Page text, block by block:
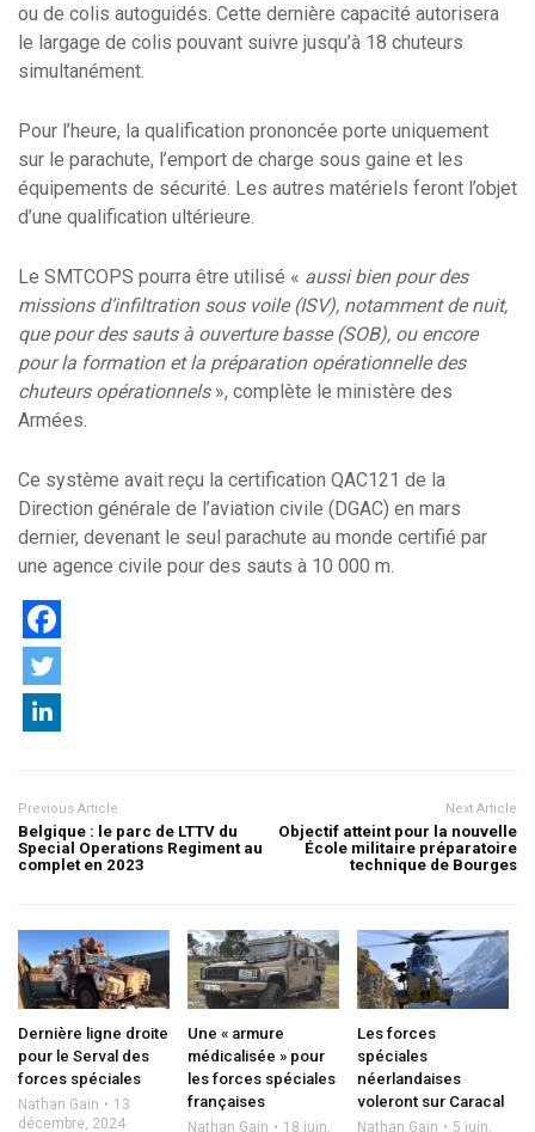
ou de colis autoguidés. Cette dernière capacité autorisera
le largage de colis pouvant suivre jusqu’à 18 chuteurs
simultanément.
Pour l’heure, la qualification prononcée porte uniquement
sur le parachute, l’emport de charge sous gaine et les
équipements de sécurité. Les autres matériels feront l’objet
d’une qualification ultérieure.
Le SMTCOPS pourra être utilisé « aussi bien pour des
missions d’infiltration sous voile (ISV), notamment de nuit,
que pour des sauts à ouverture basse (SOB), ou encore
pour la formation et la préparation opérationnelle des
chuteurs opérationnels », complète le ministère des
Armées.
Ce système avait reçu la certification QAC121 de la
Direction générale de l’aviation civile (DGAC) en mars
dernier, devenant le seul parachute au monde certifié par
une agence civile pour des sauts à 10 000 m.
Previous Article
Belgique : le parc de LTTV du
Special Operations Regiment au
complet en 2023
Next Article
Objectif atteint pour la nouvelle
École militaire préparatoire
technique de Bourges
Dernière ligne droite
pour le Serval des
forces spéciales
Nathan Gain
13
décembre, 2024
Une « armure
médicalisée » pour
les forces spéciales
françaises
Nathan Gain 18 juin,
Les forces
spéciales
néerlandaises
voleront sur Caracal
Nathan Gain 5 juin,